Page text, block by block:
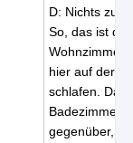
D: Nichts zu
So, das ist das
Wohnzimmer.
hier auf der
schlafen. Das
Badezimmer
gegenüber,